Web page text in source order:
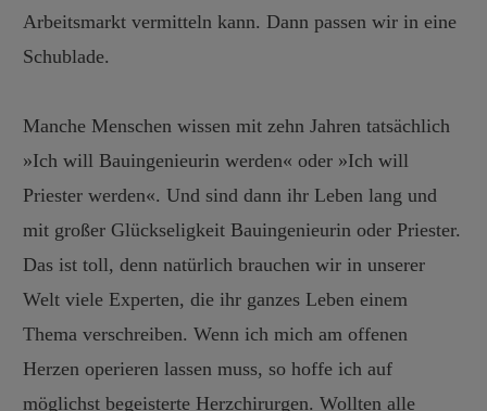
Arbeitsmarkt vermitteln kann. Dann passen wir in eine
Schublade.
Manche Menschen wissen mit zehn Jahren tatsächlich
»Ich will Bauingenieurin werden« oder »Ich will
Priester werden«. Und sind dann ihr Leben lang und
mit großer Glückseligkeit Bauingenieurin oder Priester.
Das ist toll, denn natürlich brauchen wir in unserer
Welt viele Experten, die ihr ganzes Leben einem
Thema verschreiben. Wenn ich mich am offenen
Herzen operieren lassen muss, so hoffe ich auf
möglichst begeisterte Herzchirurgen. Wollten alle